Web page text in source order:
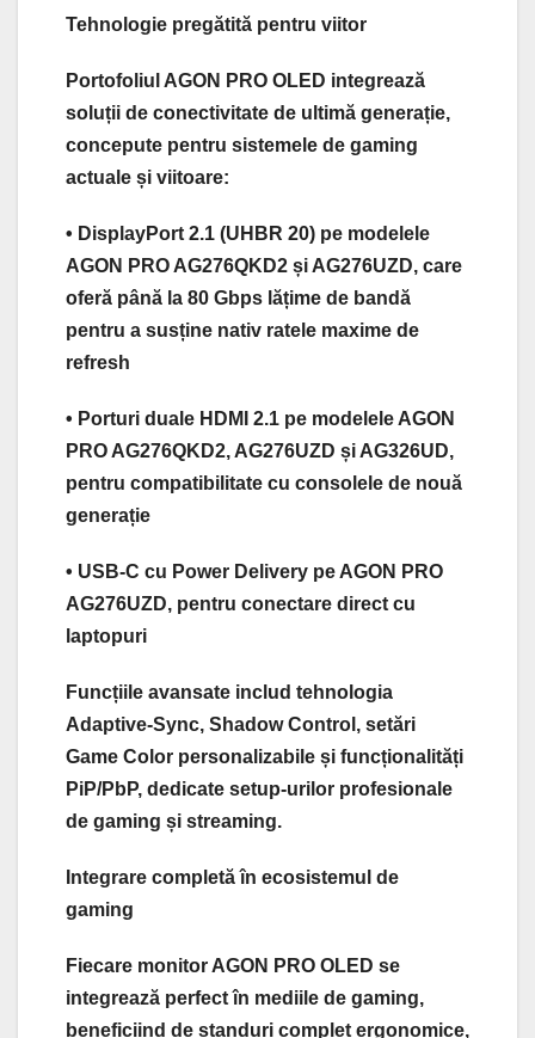
Tehnologie pregătită pentru viitor
Portofoliul AGON PRO OLED integrează
soluții de conectivitate de ultimă generație,
concepute pentru sistemele de gaming
actuale și viitoare:
• DisplayPort 2.1 (UHBR 20) pe modelele
AGON PRO AG276QKD2 și AG276UZD, care
oferă până la 80 Gbps lățime de bandă
pentru a susține nativ ratele maxime de
refresh
• Porturi duale HDMI 2.1 pe modelele AGON
PRO AG276QKD2, AG276UZD și AG326UD,
pentru compatibilitate cu consolele de nouă
generație
• USB-C cu Power Delivery pe AGON PRO
AG276UZD, pentru conectare direct cu
laptopuri
Funcțiile avansate includ tehnologia
Adaptive-Sync, Shadow Control, setări
Game Color personalizabile și funcționalități
PiP/PbP, dedicate setup-urilor profesionale
de gaming și streaming.
Integrare completă în ecosistemul de
gaming
Fiecare monitor AGON PRO OLED se
integrează perfect în mediile de gaming,
beneficiind de standuri complet ergonomice,